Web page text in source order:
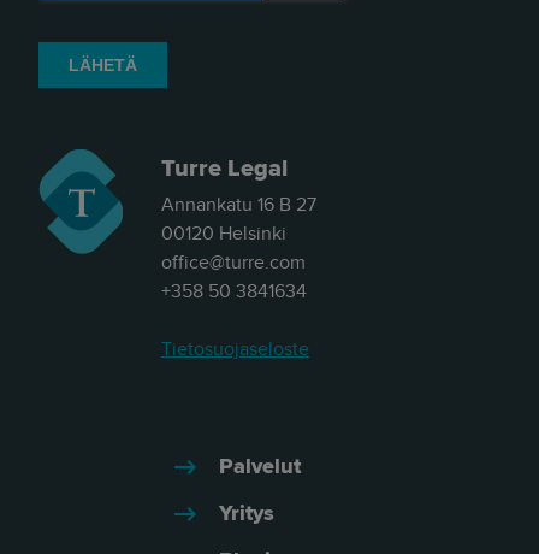
Turre Legal
Annankatu 16 B 27
00120 Helsinki
office@turre.com
+358 50 3841634
Tietosuojaseloste
Palvelut
Yritys